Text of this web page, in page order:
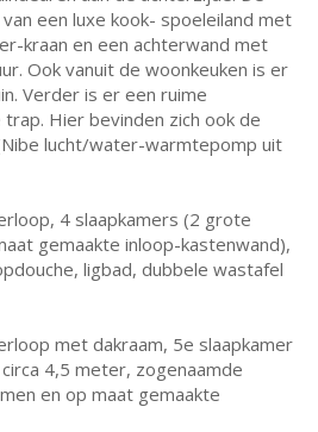
een luxe kook- spoeleiland met
kraan en een achterwand met
Ook vanuit de woonkeuken is er
Verder is er een ruime
Hier bevinden zich ook de
lucht/water-warmtepomp uit
4 slaapkamers (2 grote
gemaakte inloop-kastenwand),
ligbad, dubbele wastafel
met dakraam, 5e slaapkamer
4,5 meter, zogenaamde
en op maat gemaakte